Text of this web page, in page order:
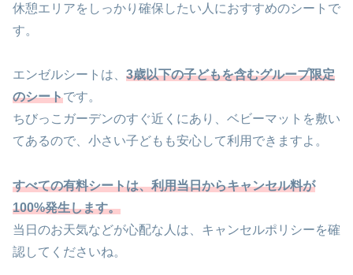
休憩エリアをしっかり確保したい人におすすめのシートで
す。
エンゼルシートは、 3歳以下の子どもを含むグループ限定
のシートです。
ちびっこガーデンのすぐ近くにあり、ベビーマットを敷い
てあるので、小さい子どもも安心して利用できますよ。
すべての有料シートは、利用当日からキャンセル料が
100%発生します。
当日のお天気などが心配な人は、キャンセルポリシーを確
認してくださいね。